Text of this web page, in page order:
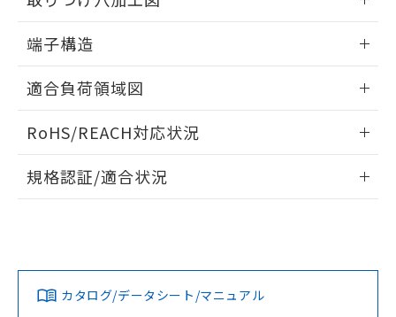
ねじ取りつけ穴加工図
端子構造
適合負荷領域図
RoHS/REACH対応状況
EU RoHS 注意事項・凡例
対応済み
規格認証/適合状況
カタログ/データシート/マニュアル
欄に対応日を記載しておりました。
既に当社にて対応品への在庫切替を完了
していることから、特段のことがない限
り、2022年1月12日より割愛しておりま
す。